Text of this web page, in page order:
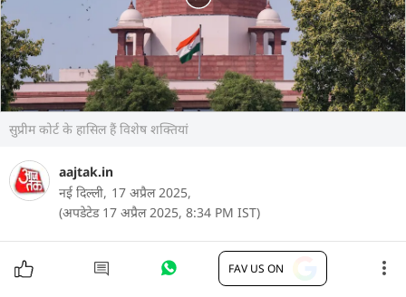
सुप्रीम कोर्ट के हासिल हैं विशेष शक्तियां
aajtak.in
नई दिल्ली, 17 अप्रैल 2025,
(अपडेटेड 17 अप्रैल 2025, 8:34 PM IST)
FAV US ON